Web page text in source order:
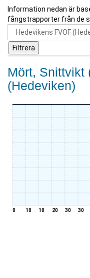
Information nedan är
fångstrapporter från de
Mört, Snittvikt
(Hedeviken)
0 10 10 20 30 30